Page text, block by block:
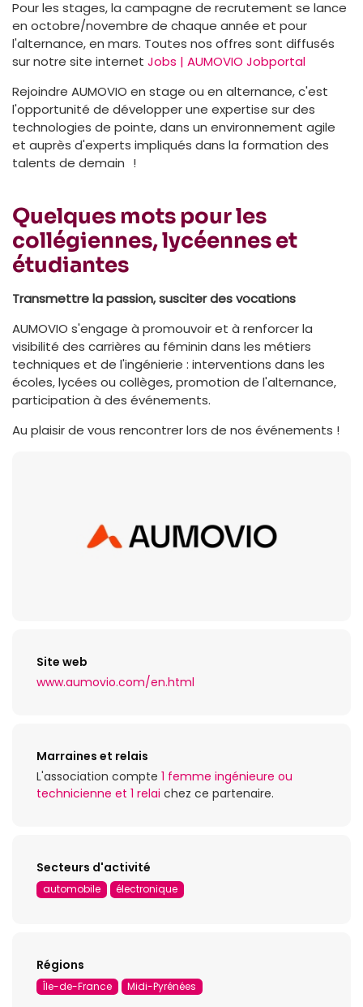
Pour les stages, la campagne de recrutement se lance
en octobre/novembre de chaque année et pour
l'alternance, en mars. Toutes nos offres sont diffusés
sur notre site internet Jobs | AUMOVIO Jobportal
Rejoindre AUMOVIO en stage ou en alternance, c'est
l'opportunité de développer une expertise sur des
technologies de pointe, dans un environnement agile
et auprès d'experts impliqués dans la formation des
talents de demain !
Quelques mots pour les
collégiennes, lycéennes et
étudiantes
Transmettre la passion, susciter des vocations
AUMOVIO s'engage à promouvoir et à renforcer la
visibilité des carrières au féminin dans les métiers
techniques et de l'ingénierie : interventions dans les
écoles, lycées ou collèges, promotion de l'alternance,
participation à des événements.
Au plaisir de vous rencontrer lors de nos événements !
Site web
www.aumovio.com/en.html
Marraines et relais
L'association compte 1 femme ingénieure ou
technicienne et 1 relai chez ce partenaire.
Secteurs d'activité
automobile électronique
Régions
Île-de-France Midi-Pyrénées